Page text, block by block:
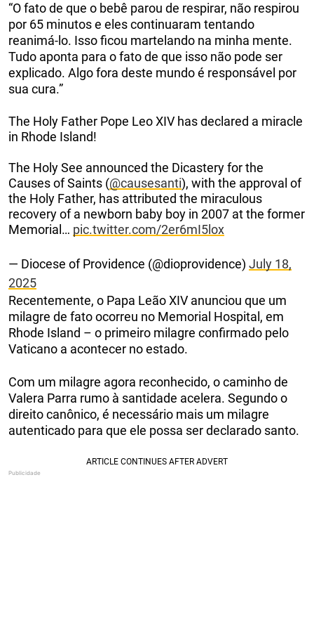
“O fato de que o bebê parou de respirar, não respirou
por 65 minutos e eles continuaram tentando
reanimá-lo. Isso ficou martelando na minha mente.
Tudo aponta para o fato de que isso não pode ser
explicado. Algo fora deste mundo é responsável por
sua cura.”
The Holy Father Pope Leo XIV has declared a miracle
in Rhode Island!
The Holy See announced the Dicastery for the
Causes of Saints (@causesanti), with the approval of
the Holy Father, has attributed the miraculous
recovery of a newborn baby boy in 2007 at the former
Memorial… pic.twitter.com/2er6mI5lox
— Diocese of Providence (@dioprovidence) July 18,
2025
Recentemente, o Papa Leão XIV anunciou que um
milagre de fato ocorreu no Memorial Hospital, em
Rhode Island – o primeiro milagre confirmado pelo
Vaticano a acontecer no estado.
Com um milagre agora reconhecido, o caminho de
Valera Parra rumo à santidade acelera. Segundo o
direito canônico, é necessário mais um milagre
autenticado para que ele possa ser declarado santo.